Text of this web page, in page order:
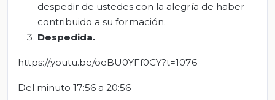
despedir de ustedes con la alegría de haber
contribuido a su formación.
Despedida.
https://youtu.be/oeBU0YFf0CY?t=1076
Del minuto 17:56 a 20:56